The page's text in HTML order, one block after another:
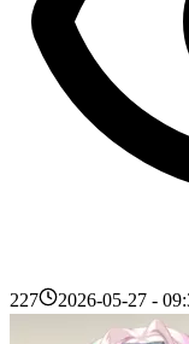
227 2026-05-27 -